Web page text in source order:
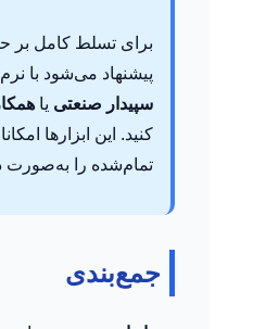
برای تسلط کامل بر
پیشنهاد می‌شود با
سپیدار صنعتی یا
کنید. این ابزارها
تمام‌شده را به‌صورت
جمع‌بندی